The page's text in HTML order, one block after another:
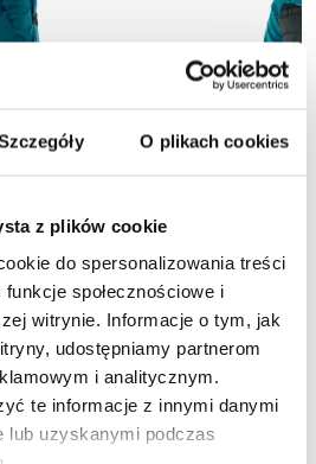
O plikach cookies
z plików cookie
do spersonalizowania treści
społecznościowe i
witrynie. Informacje o tym, jak
udostępniamy partnerom
i analitycznym.
te informacje z innymi danymi
lub uzyskanymi podczas
więcej
brutto
Nowość
Bluza